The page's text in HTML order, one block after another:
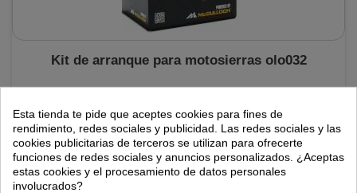
Kit de arranque para motosierras olo032
Kit de arranque para motosierras OLO032: botella de mezcla +
botella de aceite de cadena orgánico + botella de aceite de 2
tiempos.
17,90 €
Esta tienda te pide que aceptes cookies para fines de
rendimiento, redes sociales y publicidad. Las redes sociales y las
cookies publicitarias de terceros se utilizan para ofrecerte
funciones de redes sociales y anuncios personalizados. ¿Aceptas
estas cookies y el procesamiento de datos personales
involucrados?